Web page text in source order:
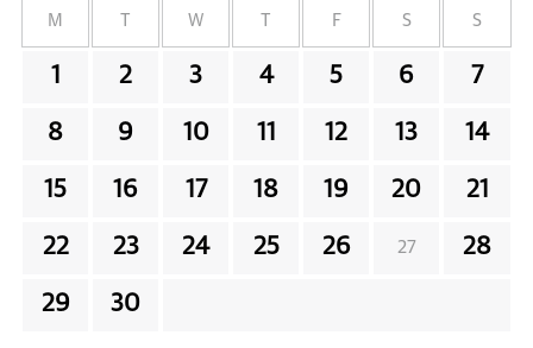
M W F S S
1 2 3 4 5 6 7
8 9 10 11 12 13 14
15 16 17 18 19 20 21
22 23 24 25 26 27 28
29 30